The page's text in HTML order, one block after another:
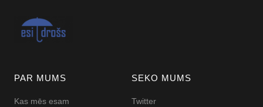
PAR MUMS
Kas mēs esam
SEKO MUMS
Twitter